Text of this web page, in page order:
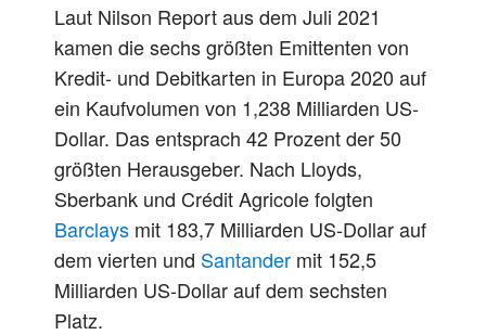
Laut Nilson Report aus dem Juli 2021
kamen die sechs größten Emittenten von
Kredit- und Debitkarten in Europa 2020 auf
ein Kaufvolumen von 1,238 Milliarden US-
Dollar. Das entsprach 42 Prozent der 50
größten Herausgeber. Nach Lloyds,
Sberbank und Crédit Agricole folgten
Barclays mit 183,7 Milliarden US-Dollar auf
dem vierten und Santander mit 152,5
Milliarden US-Dollar auf dem sechsten
Platz.